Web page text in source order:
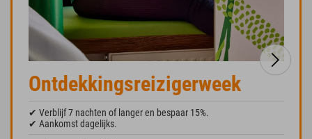
Ontdekkingsreizigerweek
✔ Verblijf 7 nachten of langer en bespaar 15%.
✔ Aankomst dagelijks.